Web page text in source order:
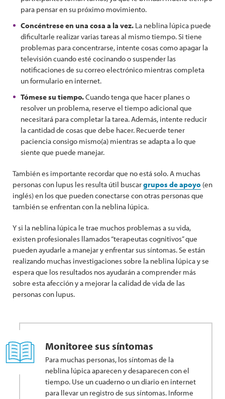
para pensar en su próximo movimiento.
Concéntrese en una cosa a la vez. La neblina lúpica puede
dificultarle realizar varias tareas al mismo tiempo. Si tiene
problemas para concentrarse, intente cosas como apagar la
televisión cuando esté cocinando o suspender las
notificaciones de su correo electrónico mientras completa
un formulario en internet.
Tómese su tiempo.Cuando tenga que hacer planes o
resolver un problema, reserve el tiempo adicional que
necesitará para completar la tarea. Además, intente reducir
la cantidad de cosas que debe hacer. Recuerde tener
paciencia consigo mismo(a) mientras se adapta a lo que
siente que puede manejar.
También es importante recordar que no está solo. A muchas
personas con lupus les resulta útil buscargrupos de apoyo (en
inglés) en los que pueden conectarse con otras personas que
también se enfrentan con la neblina lúpica.
Y si la neblina lúpica le trae muchos problemas a su vida,
existen profesionales llamados “terapeutas cognitivos” que
pueden ayudarle a manejar y enfrentar sus síntomas. Se están
realizando muchas investigaciones sobre la neblina lúpica y se
espera que los resultados nos ayudarán a comprender más
sobre esta afección y a mejorar la calidad de vida de las
personas con lupus.
Monitoree sus síntomas
Para muchas personas, los síntomas de la
neblina lúpica aparecen y desaparecen con el
tiempo. Use un cuaderno o un diario en internet
para llevar un registro de sus síntomas. Informe